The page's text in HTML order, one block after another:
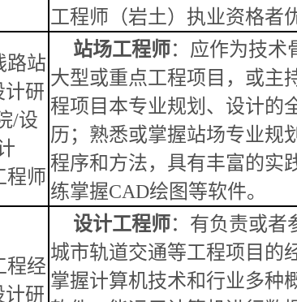
工程师（岩土）执业资格者
路站
计研
/设
程师
站场工程师：应作为技术
大型或重点工程项目，或主
程项目本专业规划、设计的
历；熟悉或掌握站场专业规
程序和方法，具有丰富的实
练掌握CAD绘图等软件。
程经
计研
设计工程师：有负责或者
城市轨道交通等工程项目的
掌握计算机技术和行业多种